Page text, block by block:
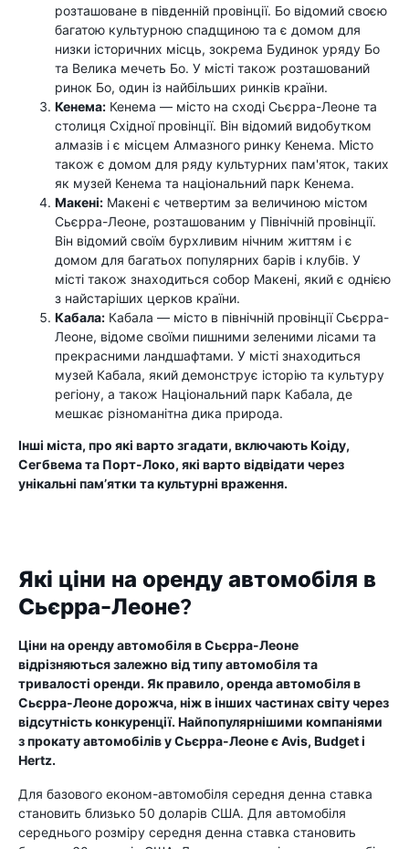
розташоване в південній провінції. Бо відомий своєю
багатою культурною спадщиною та є домом для
низки історичних місць, зокрема Будинок уряду Бо
та Велика мечеть Бо. У місті також розташований
ринок Бо, один із найбільших ринків країни.
Кенема: Кенема — місто на сході Сьєрра-Леоне та
столиця Східної провінції. Він відомий видобутком
алмазів і є місцем Алмазного ринку Кенема. Місто
також є домом для ряду культурних пам'яток, таких
як музей Кенема та національний парк Кенема.
Макені: Макені є четвертим за величиною містом
Сьєрра-Леоне, розташованим у Північній провінції.
Він відомий своїм бурхливим нічним життям і є
домом для багатьох популярних барів і клубів. У
місті також знаходиться собор Макені, який є однією
з найстаріших церков країни.
Кабала: Кабала — місто в північній провінції Сьєрра-
Леоне, відоме своїми пишними зеленими лісами та
прекрасними ландшафтами. У місті знаходиться
музей Кабала, який демонструє історію та культуру
регіону, а також Національний парк Кабала, де
мешкає різноманітна дика природа.
Інші міста, про які варто згадати, включають Коіду,
Сегбвема та Порт-Локо, які варто відвідати через
унікальні пам’ятки та культурні враження.
Які ціни на оренду автомобіля в
Сьєрра-Леоне?
Ціни на оренду автомобіля в Сьєрра-Леоне
відрізняються залежно від типу автомобіля та
тривалості оренди. Як правило, оренда автомобіля в
Сьєрра-Леоне дорожча, ніж в інших частинах світу через
відсутність конкуренції. Найпопулярнішими компаніями
з прокату автомобілів у Сьєрра-Леоне є Avis, Budget і
Hertz.
Для базового економ-автомобіля середня денна ставка
становить близько 50 доларів США. Для автомобіля
середнього розміру середня денна ставка становить